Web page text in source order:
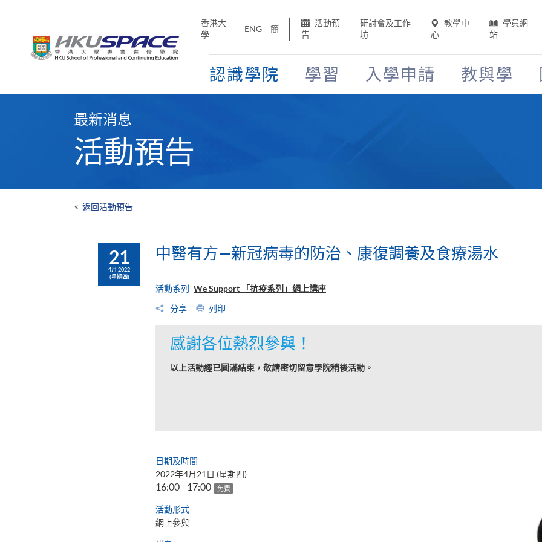
香港大
學
ENG 簡
活動預
告
研討會及工作
坊
教學中
心
學員網
站
認識學院 學習 入學申請 教與學
最新消息
活動預告
< 返回活動預告
21
4月 2022
(星期四)
中醫有方—新冠病毒的防治、康復調養及食療湯水
活動系列 We Support 「抗疫系列」網上講座
分享 列印
感謝各位熱烈參與！
以上活動經已圓滿結束，敬請密切留意學院稍後活動。
日期及時間
2022年4月21日 (星期四)
16:00 - 17:00 免費
活動形式
網上參與